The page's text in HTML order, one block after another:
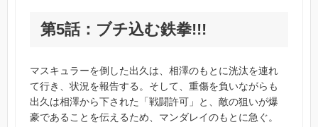
第5話：ブチ込む鉄拳!!!
マスキュラーを倒した出久は、相澤のもとに洸汰を連れ
て行き、状況を報告する。そして、重傷を負いながらも
出久は相澤から下された「戦闘許可」と、敵の狙いが爆
豪であることを伝えるため、マンダレイのもとに急ぐ。